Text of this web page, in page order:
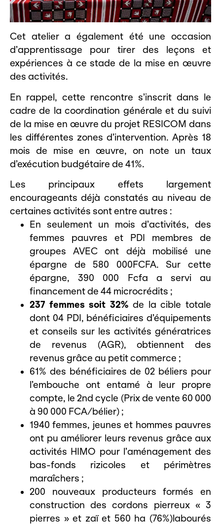
Cet atelier a également été une occasion
d’apprentissage pour tirer des leçons et
expériences à ce stade de la mise en œuvre
des activités.
En rappel, cette rencontre s’inscrit dans le
cadre de la coordination générale et du suivi
de la mise en œuvre du projet RESICOM dans
les différentes zones d’intervention. Après 18
mois de mise en œuvre, on note un taux
d’exécution budgétaire de 41%.
Les principaux effets largement
encourageants déjà constatés au niveau de
certaines activités sont entre autres :
En seulement un mois d’activités, des
femmes pauvres et PDI membres de
groupes AVEC ont déjà mobilisé une
épargne de 580 000FCFA. Sur cette
épargne, 390 000 Fcfa a servi au
financement de 44 microcrédits ;
237 femmes soit 32% de la cible totale
dont 04 PDI, bénéficiaires d’équipements
et conseils sur les activités génératrices
de revenus (AGR), obtiennent des
revenus grâce au petit commerce ;
61% des bénéficiaires de 02 béliers pour
l’embouche ont entamé à leur propre
compte, le 2nd cycle (Prix de vente 60 000
à 90 000 FCA/bélier) ;
1940 femmes, jeunes et hommes pauvres
ont pu améliorer leurs revenus grâce aux
activités HIMO pour l’aménagement des
bas-fonds rizicoles et périmètres
maraîchers ;
200 nouveaux producteurs formés en
construction des cordons pierreux « 3
pierres » et zaï et 560 ha (76%)labourés